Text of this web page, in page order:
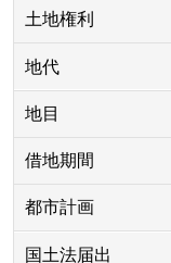
土地権利
地代
地目
借地期間
都市計画
国土法届出